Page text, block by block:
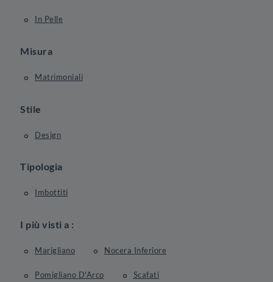
In Pelle
Misura
Matrimoniali
Stile
Design
Tipologia
Imbottiti
I più visti a :
Marigliano Nocera Inferiore
Pomigliano D'Arco Scafati